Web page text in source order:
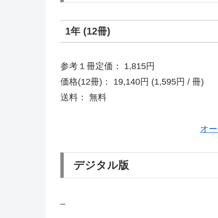
1年 (12冊)
参考１冊定価： 1,815円
価格(12冊)： 19,140円 (1,595円 / 冊)
送料： 無料
オ
デジタル版
–